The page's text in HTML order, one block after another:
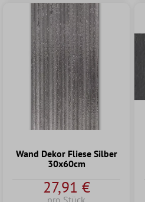
Wand Dekor Fliese Silber
30x60cm
27,91 €
pro Stück